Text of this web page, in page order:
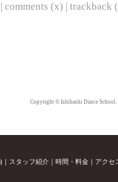
comments (x) | trackback
Copyright © Ishibashi Dance
｜ スタッフ紹介 ｜ 時間・料金 ｜ アクセ